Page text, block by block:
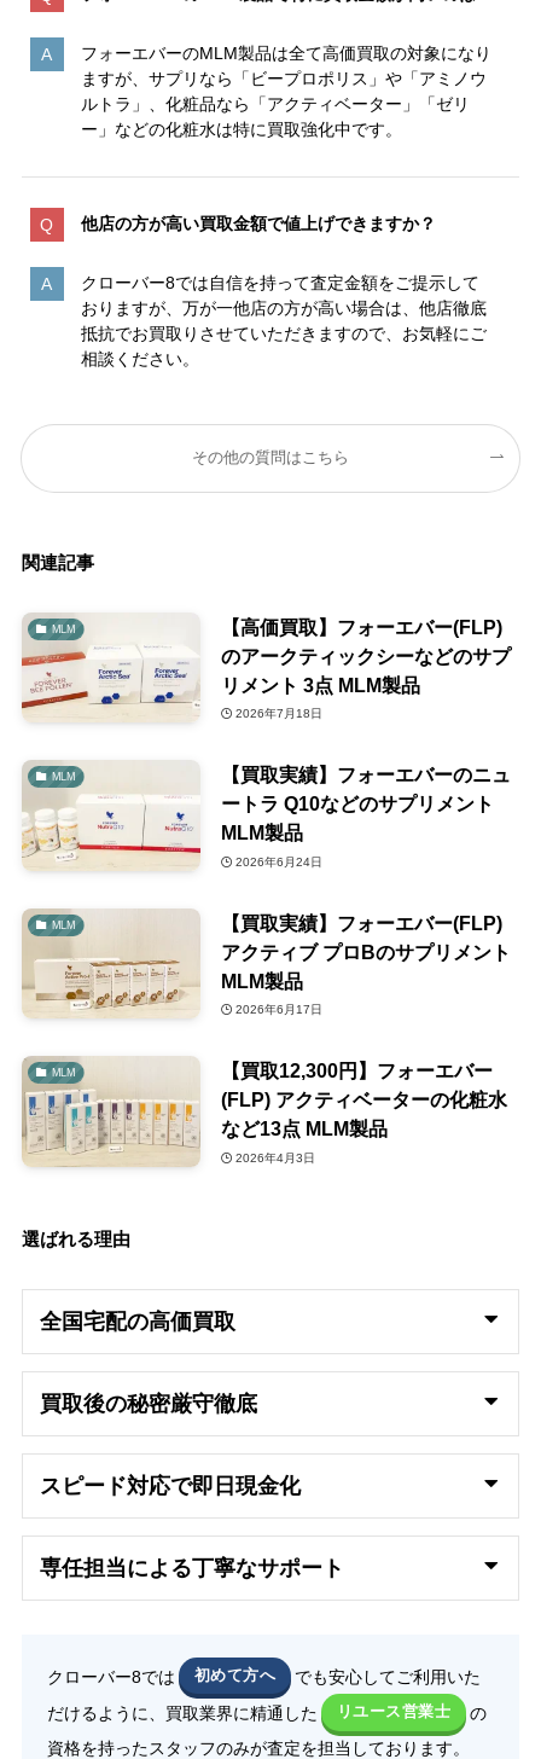
フォーエバーのMLM製品は全て高価買取の対象になり
ますが、サプリなら「ビープロポリス」や「アミノウ
ルトラ」、化粧品なら「アクティベーター」「ゼリ
ー」などの化粧水は特に買取強化中です。
他店の方が高い買取金額で値上げできますか？
クローバー8では自信を持って査定金額をご提示して
おりますが、万が一他店の方が高い場合は、他店徹底
抵抗でお買取りさせていただきますので、お気軽にご
相談ください。
その他の質問はこちら
関連記事
MLM
【高価買取】フォーエバー(FLP)
のアークティックシーなどのサプ
リメント 3点 MLM製品
2026年7月18日
MLM
【買取実績】フォーエバーのニュ
ートラ Q10などのサプリメント
MLM製品
2026年6月24日
MLM
【買取実績】フォーエバー(FLP)
アクティブ プロBのサプリメント
MLM製品
2026年6月17日
MLM
【買取12,300円】フォーエバー
(FLP) アクティベーターの化粧水
など13点 MLM製品
2026年4月3日
選ばれる理由
全国宅配の高価買取
買取後の秘密厳守徹底
スピード対応で即日 現金化
専任担当による丁寧なサポート
クローバー8では 初めて方へ
でも安心してご利用いた
だけるように、買取業界に精通した
リユース営業士
の
資格を持ったスタッフのみが査定を担当しております。